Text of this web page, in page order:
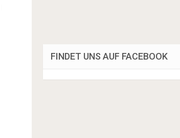
FINDET UNS AUF FACEBOOK